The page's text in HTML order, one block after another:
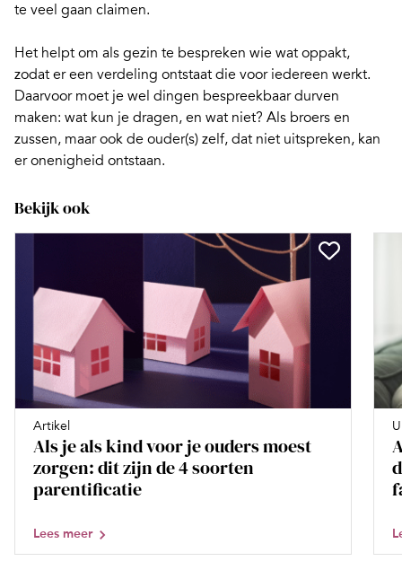
te veel gaan claimen.
Het helpt om als gezin te bespreken wie wat oppakt,
zodat er een verdeling ontstaat die voor iedereen werkt.
Daarvoor moet je wel dingen bespreekbaar durven
maken: wat kun je dragen, en wat niet? Als broers en
zussen, maar ook de ouder(s) zelf, dat niet uitspreken, kan
er onenigheid ontstaan.
Bekijk ook
Artikel
Als je als kind voor je ouders moest
zorgen: dit zijn de 4 soorten
parentificatie
Lees meer